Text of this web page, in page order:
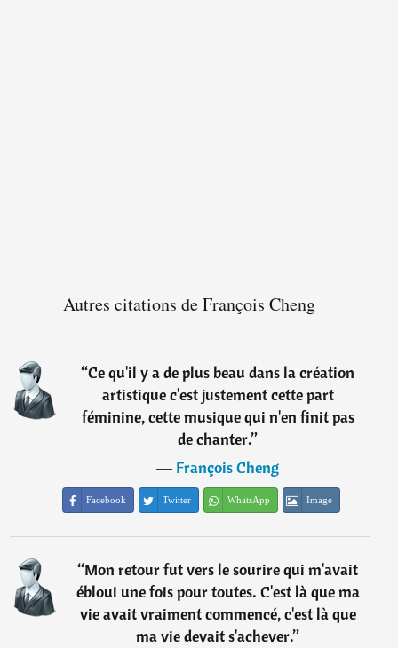
Autres citations de François Cheng
“Ce qu'il y a de plus beau dans la création
artistique c'est justement cette part
féminine, cette musique qui n'en finit pas
de chanter.”
―François Cheng
Facebook Twitter WhatsApp Image
“Mon retour fut vers le sourire qui m'avait
ébloui une fois pour toutes. C'est là que ma
vie avait vraiment commencé, c'est là que
ma vie devait s'achever.”